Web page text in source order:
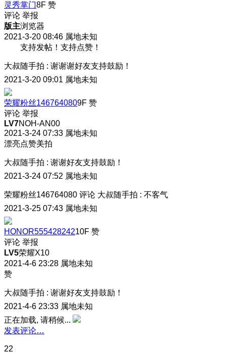
灵秀掌门8F 赞
评论 举报
版主浏览器
2021-3-20 08:46 属地未知
支持发帖！支持点赞！
大叔随手拍 : 谢谢谢好友支持鼓励！
2021-3-20 09:01 属地未知
荣耀粉丝1467640809F 赞
评论 举报
LV7NOH-AN00
2021-3-24 07:33 属地未知
漂亮点赞美拍
大叔随手拍 : 谢谢好友支持鼓励！
2021-3-24 07:52 属地未知
荣耀粉丝146764080 评论 大叔随手拍 : 不客气
2021-3-25 07:43 属地未知
HONOR55542824210F 赞
评论 举报
LV5荣耀X10
2021-4-6 23:28 属地未知
赞
大叔随手拍 : 谢谢好友支持鼓励！
2021-4-6 23:33 属地未知
正在加载, 请稍候...
发表评论…
22